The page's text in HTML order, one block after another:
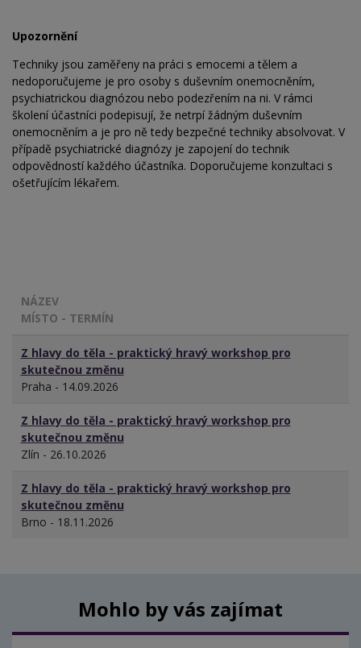
Upozornění
Techniky jsou zaměřeny na práci s emocemi a tělem a
nedoporučujeme je pro osoby s duševním onemocněním,
psychiatrickou diagnózou nebo podezřením na ni. V rámci
školení účastníci podepisují, že netrpí žádným duševním
onemocněním a je pro ně tedy bezpečné techniky absolvovat. V
případě psychiatrické diagnózy je zapojení do technik
odpovědností každého účastníka. Doporučujeme konzultaci s
ošetřujícím lékařem.
NÁZEV
MÍSTO - TERMÍN
Z hlavy do těla - praktický hravý workshop pro
skutečnou změnu
Praha - 14.09.2026
Z hlavy do těla - praktický hravý workshop pro
skutečnou změnu
Zlín - 26.10.2026
Z hlavy do těla - praktický hravý workshop pro
skutečnou změnu
Brno - 18.11.2026
Mohlo by vás zajímat